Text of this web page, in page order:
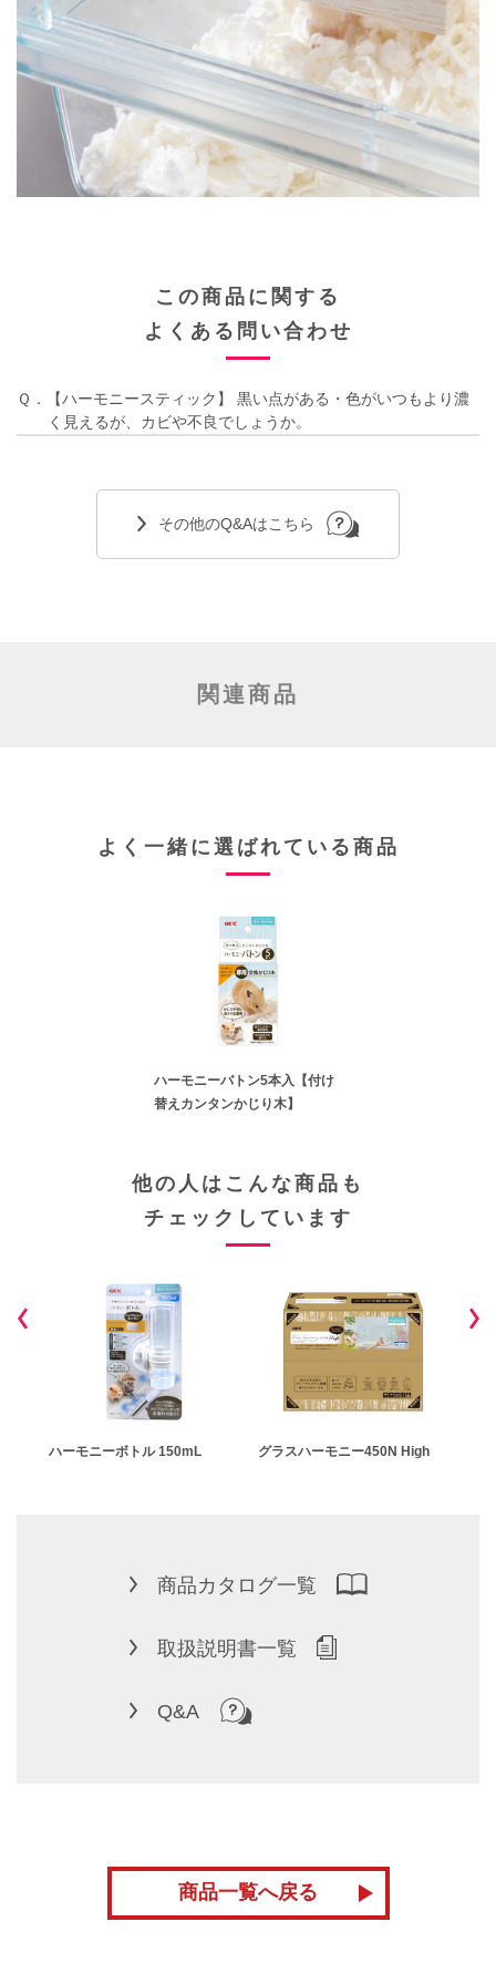
この商品に関する
よくある問い合わせ
Ｑ．【ハーモニースティック】 黒い点がある・色がいつもより濃
く見えるが、カビや不良でしょうか。
その他のQ&Aはこちら
関連商品
よく一緒に選ばれている商品
ハーモニーバトン5本入【付け
替えカンタンかじり木】
他の人はこんな商品も
チェックしています
ハーモニーボトル 150mL グラスハーモニー450N High
商品カタログ一覧
取扱説明書一覧
Q&A
商品一覧へ戻る